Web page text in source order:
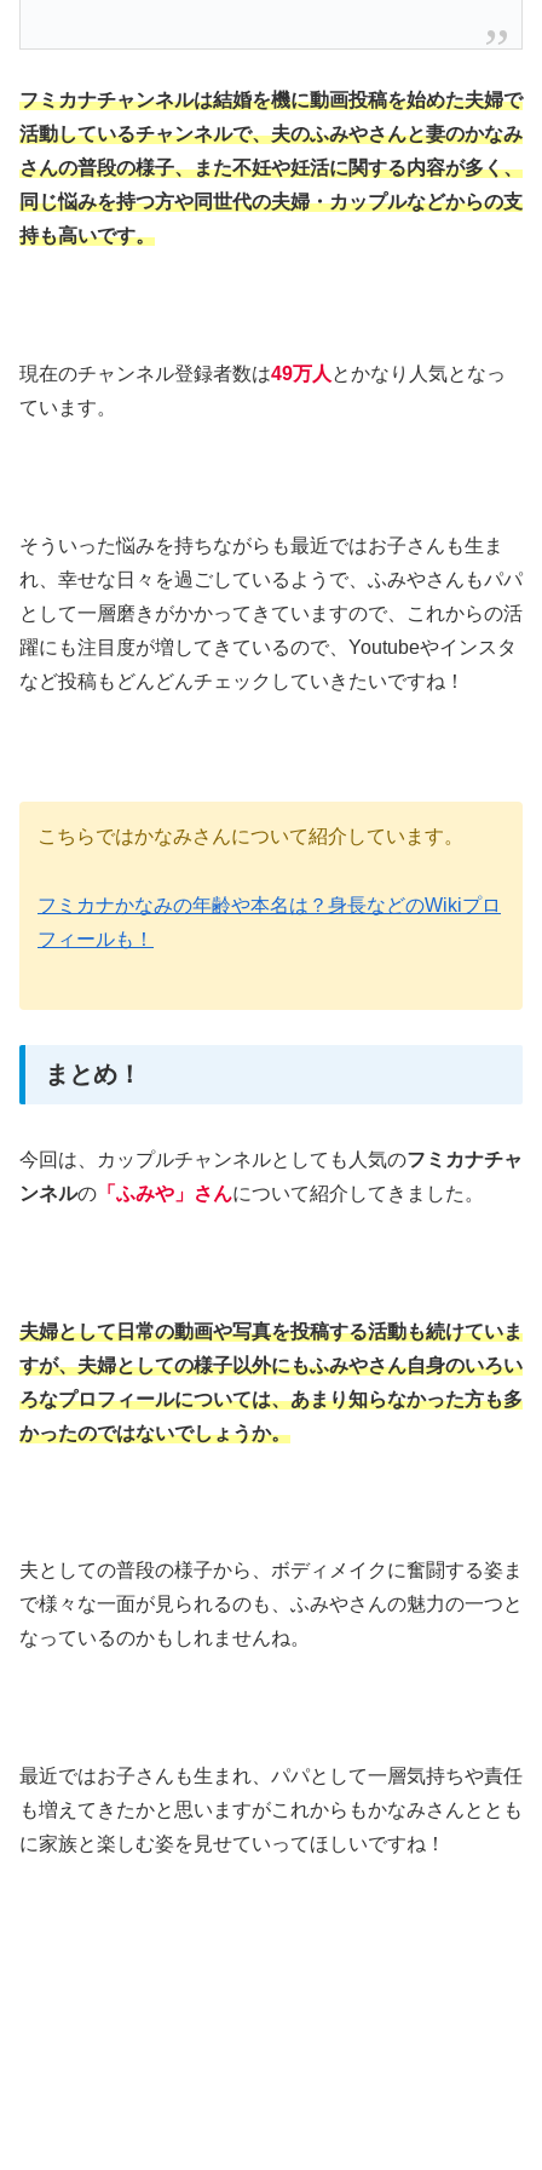
フミカナチャンネルは結婚を機に動画投稿を始めた夫婦で
活動しているチャンネルで、夫のふみやさんと妻のかなみ
さんの普段の様子、また不妊や妊活に関する内容が多く、
同じ悩みを持つ方や同世代の夫婦・カップルなどからの支
持も高いです。
現在のチャンネル登録者数は49万人 とかなり人気となっ
ています。
そういった悩みを持ちながらも最近ではお子さんも生ま
れ、幸せな日々を過ごしているようで、ふみやさんもパパ
として一層磨きがかかってきていますので、これからの活
躍にも注目度が増してきているので、Youtubeやインスタ
など投稿もどんどんチェックしていきたいですね！
こちらではかなみさんについて紹介しています。
フミカナかなみの年齢や本名は？身長などのWikiプロ
フィールも！
まとめ！
今回は、カップルチャンネルとしても人気のフミカナチャ
ンネルの 「ふみや」さんについて紹介してきました。
夫婦として日常の動画や写真を投稿する活動も続けていま
すが、夫婦としての様子以外にもふみやさん自身のいろい
ろなプロフィールについては、あまり知らなかった方も多
かったのではないでしょうか。
夫としての普段の様子から、ボディメイクに奮闘する姿ま
で様々な一面が見られるのも、ふみやさんの魅力の一つと
なっているのかもしれませんね。
最近ではお子さんも生まれ、パパとして一層気持ちや責任
も増えてきたかと思いますがこれからもかなみさんととも
に家族と楽しむ姿を見せていってほしいですね！